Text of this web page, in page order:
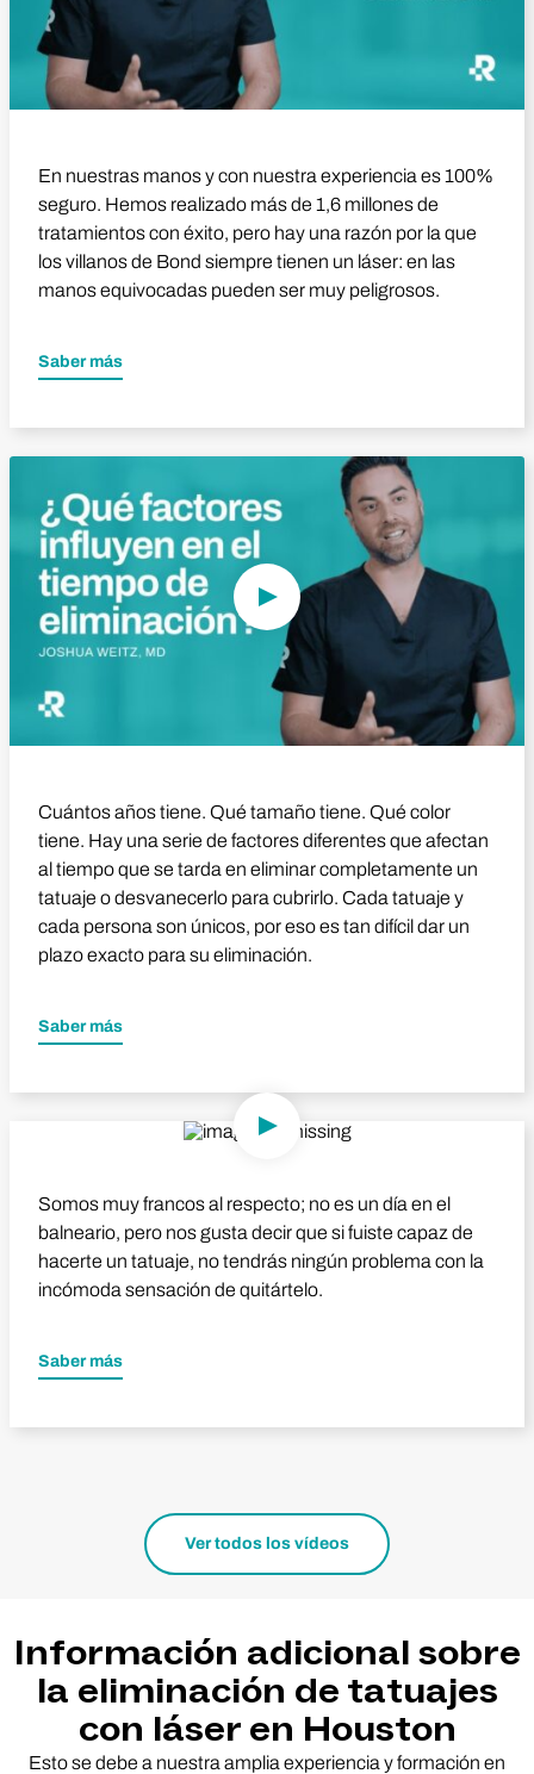
En nuestras manos y con nuestra experiencia es 100%
seguro. Hemos realizado más de 1,6 millones de
tratamientos con éxito, pero hay una razón por la que
los villanos de Bond siempre tienen un láser: en las
manos equivocadas pueden ser muy peligrosos.
Saber más
Reproducir vídeo
Cuántos años tiene. Qué tamaño tiene. Qué color
tiene. Hay una serie de factores diferentes que afectan
al tiempo que se tarda en eliminar completamente un
tatuaje o desvanecerlo para cubrirlo. Cada tatuaje y
cada persona son únicos, por eso es tan difícil dar un
plazo exacto para su eliminación.
Saber más
Reproducir vídeo
Somos muy francos al respecto; no es un día en el
balneario, pero nos gusta decir que si fuiste capaz de
hacerte un tatuaje, no tendrás ningún problema con la
incómoda sensación de quitártelo.
Saber más
Ver todos los vídeos
Información adicional sobre
la eliminación de tatuajes
con láser en Houston
Esto se debe a nuestra amplia experiencia y formación en